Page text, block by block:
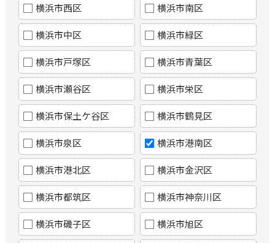
横浜市西区 横浜市南区
横浜市中区 横浜市緑区
横浜市戸塚区 横浜市青葉区
横浜市瀬谷区 横浜市栄区
横浜市保土ケ谷区 横浜市鶴見区
横浜市泉区 横浜市港南区
横浜市港北区 横浜市金沢区
横浜市都筑区 横浜市神奈川区
横浜市磯子区 横浜市旭区